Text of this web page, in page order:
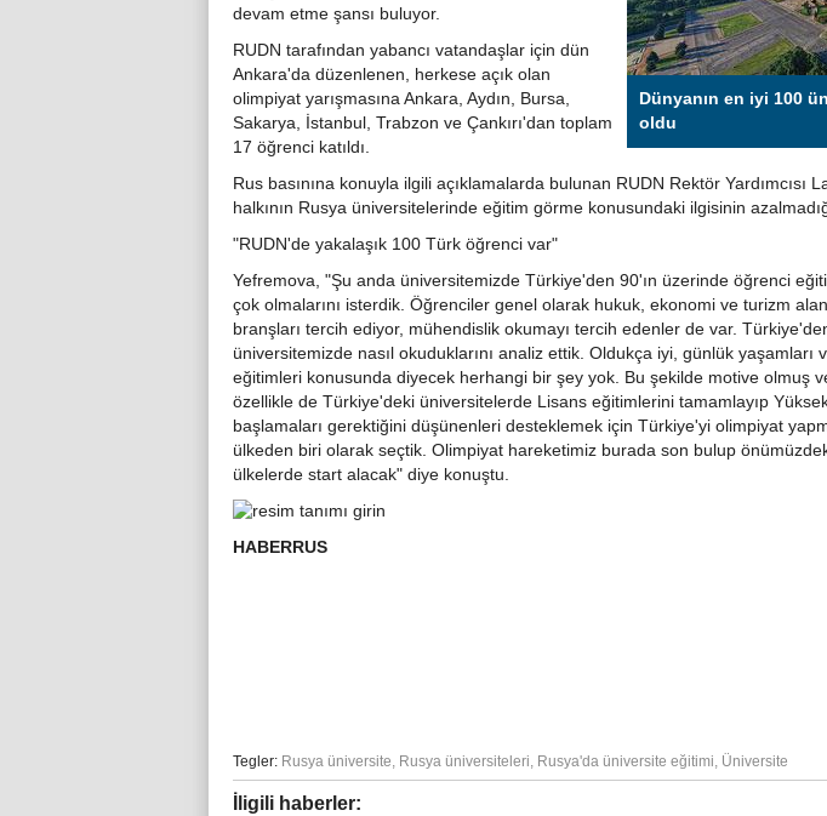
Dünyanın en iyi 100
oldu
devam etme şansı buluyor.
RUDN tarafından yabancı vatandaşlar için dün
Ankara'da düzenlenen, herkese açık olan
olimpiyat yarışmasına Ankara, Aydın, Bursa,
Sakarya, İstanbul, Trabzon ve Çankırı'dan toplam
17 öğrenci katıldı.
Rus basınına konuyla ilgili açıklamalarda bulunan RUDN Rektör Yardımcısı
halkının Rusya üniversitelerinde eğitim görme konusundaki ilgisinin
"RUDN'de yakalaşık 100 Türk öğrenci var"
Yefremova, "Şu anda üniversitemizde Türkiye'den 90'ın üzerinde öğrenci
çok olmalarını isterdik. Öğrenciler genel olarak hukuk, ekonomi ve turizm
branşları tercih ediyor, mühendislik okumayı tercih edenler de var.
üniversitemizde nasıl okuduklarını analiz ettik. Oldukça iyi, günlük yaşamları
eğitimleri konusunda diyecek herhangi bir şey yok. Bu şekilde motive olmuş
özellikle de Türkiye'deki üniversitelerde Lisans eğitimlerini tamamlayıp
başlamaları gerektiğini düşünenleri desteklemek için Türkiye'yi olimpiyat
ülkeden biri olarak seçtik. Olimpiyat hareketimiz burada son bulup
ülkelerde start alacak" diye konuştu.
HABERRUS
Tegler: Rusya üniversite, Rusya üniversiteleri, Rusya'da üniversite eğitimi, Üniversite
İligili haberler: